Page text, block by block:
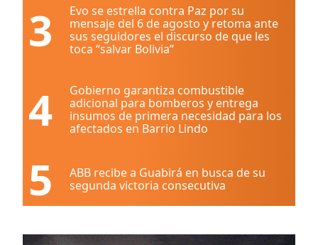
3
Evo se estrella contra Paz por su
mensaje del 6 de agosto y retoma ante
sus seguidores el discurso de que les
toca “salvar Bolivia”
4
Gobierno garantiza combustible
adicional para bomberos y entrega
insumos de primera necesidad para los
afectados en Barrio Lindo
5
ABB recibe a Guabirá en busca de su
segunda victoria consecutiva